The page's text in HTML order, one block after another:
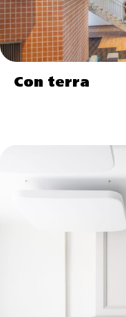
Con terra